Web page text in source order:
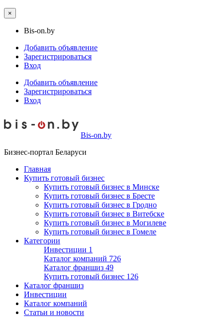
×
Bis-on.by
Добавить объявление
Зарегистрироваться
Вход
Добавить объявление
Зарегистрироваться
Вход
Bis-on.by
Бизнес-портал Беларуси
Главная
Купить готовый бизнес
Купить готовый бизнес в Минске
Купить готовый бизнес в Бресте
Купить готовый бизнес в Гродно
Купить готовый бизнес в Витебске
Купить готовый бизнес в Могилеве
Купить готовый бизнес в Гомеле
Категории
Инвестиции 1
Каталог компаний 726
Каталог франшиз 49
Купить готовый бизнес 126
Каталог франшиз
Инвестиции
Каталог компаний
Статьи и новости